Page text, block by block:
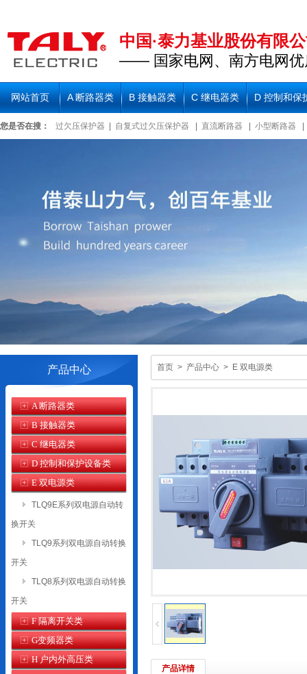
中国·泰力基业股份有限
—— 国家电网、南方电网优
网站首页 A 断路器类 B 接触器类 C 继电器类 D 控制和保
您是否在搜： 过欠压保护器 自复式过欠压保护器 直流断路器 小型断路器
产品中心
A 断路器类
B 接触器类
C 继电器类
D 控制和保护设备类
E 双电源类
TLQ9E系列双电源自动转
换开关
TLQ9系列双电源自动转换
开关
TLQ8系列双电源自动转换
开关
F 隔离开关类
G变频器类
H 户内外高压类
首页 > 产品中心 > E 双电源类
产品详情